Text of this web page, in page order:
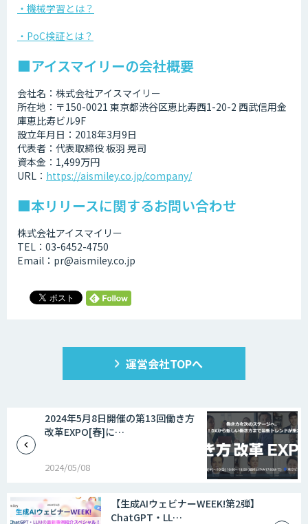
・機械学習とは？
・PoC検証とは？
■アイスマイリーの会社概要
会社名：株式会社アイスマイリー
所在地：〒150-0021 東京都渋谷区恵比寿西1-20-2 西武信用金
庫恵比寿ビル9F
設立年月日：2018年3月9日
代表者：代表取締役 板羽 晃司
資本金：1,499万円
URL： https://aismiley.co.jp/company/
■本リリースに関するお問い合わせ
株式会社アイスマイリー
TEL：03-6452-4750
Email：pr@aismiley.co.jp
運営会社TOPへ
2024年5月8日開催の第13回働き方
改革EXPO[春]に…
2024/05/08
【生成AIウェビナーWEEK!第2弾】
ChatGPT・LL…